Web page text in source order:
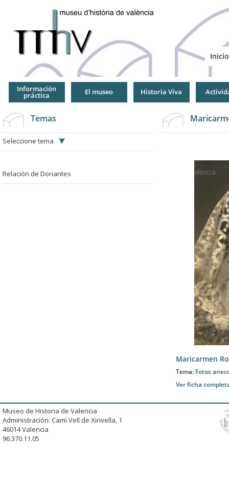
Inicio
Información
práctica El museo Historia Viva
Temas
Seleccione tema
Relación de Donantes
Maricarmen
Tema: Fotos
Ver ficha
Museo de Historia de Valencia
Administración: Camí Vell de Xirivella, 1
46014 Valencia
96.370.11.05